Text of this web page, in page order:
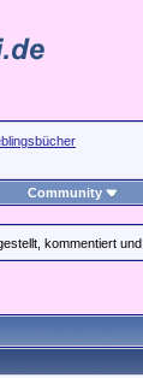
Community
kommentiert